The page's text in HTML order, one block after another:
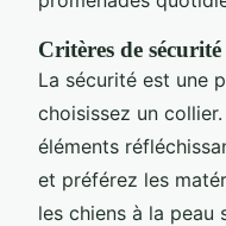
Critères de
La sécurité est une
choisissez un
éléments
et préférez les
les chiens à la peau